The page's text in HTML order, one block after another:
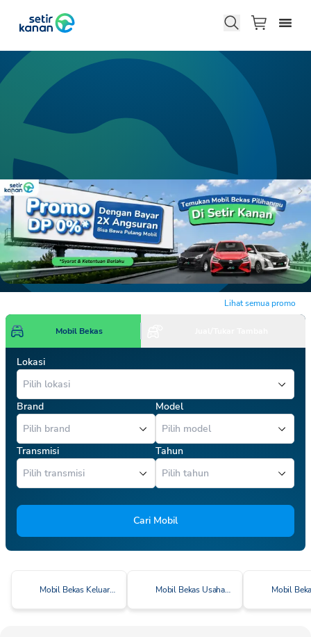
Lihat semua promo
Mobil Bekas
Lokasi
Brand Model
Transmisi Tahun
Cari Mobil
Mobil Bekas Keluarga Cerdas Mobil Bekas Usaha Cerdas